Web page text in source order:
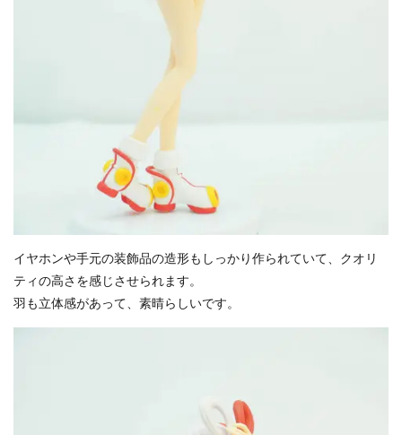
イヤホンや手元の装飾品の造形もしっかり作られていて、クオリ
ティの高さを感じさせられます。
羽も立体感があって、素晴らしいです。